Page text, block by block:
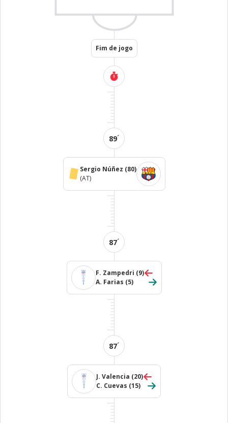
Fim de jogo
89´
Sergio Núñez (80)
(AT)
87´
F. Zampedri (9)
A. Farias (5)
87´
J. Valencia (20)
C. Cuevas (15)